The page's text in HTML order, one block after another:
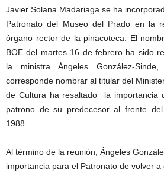
Javier Solana Madariaga se ha
Patronato del Museo del Prado en la
órgano rector de la pinacoteca. El
BOE del martes 16 de febrero ha sido
la ministra Ángeles González-
corresponde nombrar al titular del
de Cultura ha resaltado la importancia
patrono de su predecesor al frente
1988.
Al término de la reunión, Ángeles
importancia para el Patronato de volver